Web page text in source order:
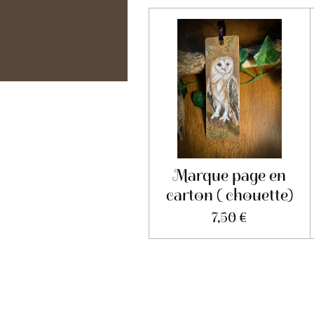
Marque page en
carton ( chouette)
7,50 €